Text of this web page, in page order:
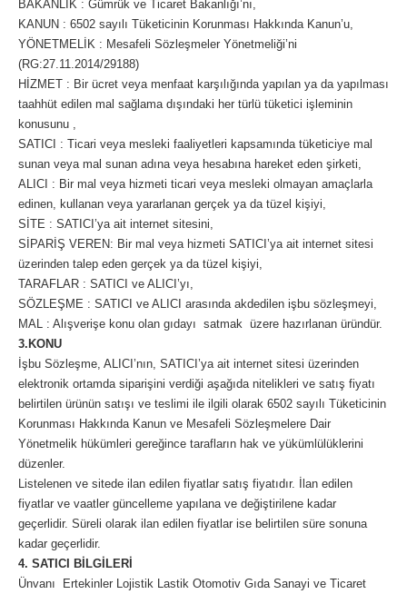
BAKANLIK : Gümrük ve Ticaret Bakanlığı’nı,
KANUN : 6502 sayılı Tüketicinin Korunması Hakkında Kanun’u,
YÖNETMELİK : Mesafeli Sözleşmeler Yönetmeliği’ni
(RG:27.11.2014/29188)
HİZMET : Bir ücret veya menfaat karşılığında yapılan ya da yapılması
taahhüt edilen mal sağlama dışındaki her türlü tüketici işleminin
konusunu ,
SATICI : Ticari veya mesleki faaliyetleri kapsamında tüketiciye mal
sunan veya mal sunan adına veya hesabına hareket eden şirketi,
ALICI : Bir mal veya hizmeti ticari veya mesleki olmayan amaçlarla
edinen, kullanan veya yararlanan gerçek ya da tüzel kişiyi,
SİTE : SATICI’ya ait internet sitesini,
SİPARİŞ VEREN: Bir mal veya hizmeti SATICI’ya ait internet sitesi
üzerinden talep eden gerçek ya da tüzel kişiyi,
TARAFLAR : SATICI ve ALICI’yı,
SÖZLEŞME : SATICI ve ALICI arasında akdedilen işbu sözleşmeyi,
MAL : Alışverişe konu olan gıdayı satmak üzere hazırlanan üründür.
3.KONU
İşbu Sözleşme, ALICI’nın, SATICI’ya ait internet sitesi üzerinden
elektronik ortamda siparişini verdiği aşağıda nitelikleri ve satış fiyatı
belirtilen ürünün satışı ve teslimi ile ilgili olarak 6502 sayılı Tüketicinin
Korunması Hakkında Kanun ve Mesafeli Sözleşmelere Dair
Yönetmelik hükümleri gereğince tarafların hak ve yükümlülüklerini
düzenler.
Listelenen ve sitede ilan edilen fiyatlar satış fiyatıdır. İlan edilen
fiyatlar ve vaatler güncelleme yapılana ve değiştirilene kadar
geçerlidir. Süreli olarak ilan edilen fiyatlar ise belirtilen süre sonuna
kadar geçerlidir.
4. SATICI BİLGİLERİ
Ünvanı Ertekinler Lojistik Lastik Otomotiv Gıda Sanayi ve Ticaret